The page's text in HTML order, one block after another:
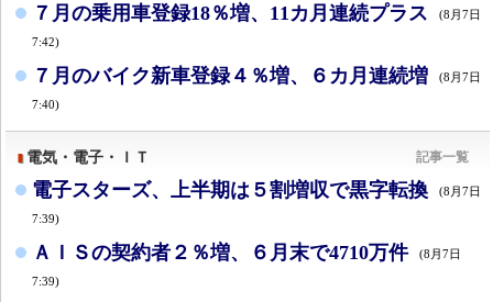
７月の乗用車登録18％増、11カ月連続プラス (8月7日
7:42)
７月のバイク新車登録４％増、６カ月連続増 (8月7日
7:40)
電気・電子・ＩＴ 記事一覧
電子スターズ、上半期は５割増収で黒字転換 (8月7日
7:39)
ＡＩＳの契約者２％増、６月末で4710万件 (8月7日
7:39)